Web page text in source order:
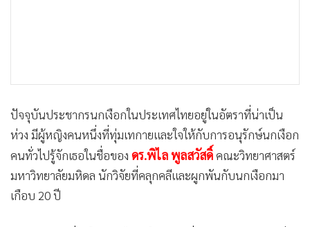
ปัจจุบันประชากรนกเงือกในประเทศไทยอยู่ในอัตราที่น่าเป็น
ห่วง มีผู้หญิงคนหนึ่งที่ทุ่มเทกายและใจให้กับการอนุรักษ์นกเงือก
คนทั่วไปรู้จักเธอในชื่อของ ดร.พิไล พูลสวัสดิ์คณะวิทยาศาสตร์
มหาวิทยาลัยมหิดล นักวิจัยที่คลุกคลีและผูกพันกับนกเงือกมา
เกือบ 20 ปี